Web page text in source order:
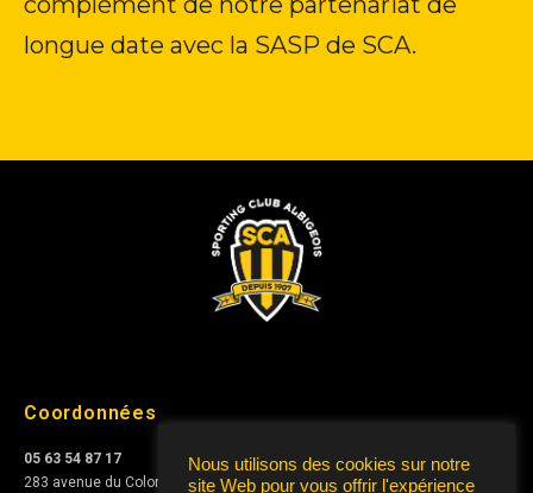
longue date avec la SASP de SCA.
Coordonnées
05 63 54 87 17
283 avenue du Colonel Teyssier
Nous utilisons des cookies sur notre
site Web pour vous offrir l'expérience